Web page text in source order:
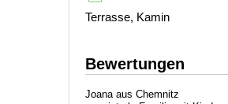
Terrasse, Kamin
Bewertungen
Joana aus Chemnitz